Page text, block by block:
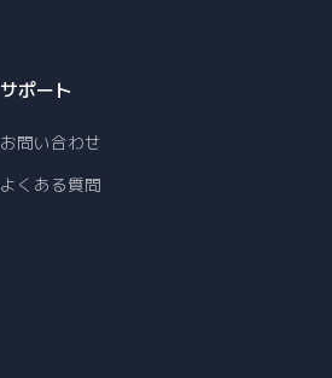
サポート
お問い合わせ
よくある質問